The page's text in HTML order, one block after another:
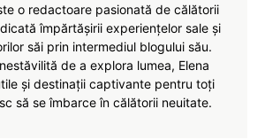
o redactoare pasionată de călătorii
împărtășirii experiențelor sale și
săi prin intermediul blogului său.
de a explora lumea, Elena
și destinații captivante pentru toți
să se îmbarce în călătorii neuitate.